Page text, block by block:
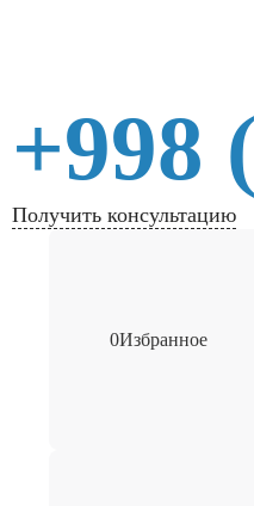
+998
Получить консультацию
0Избранное